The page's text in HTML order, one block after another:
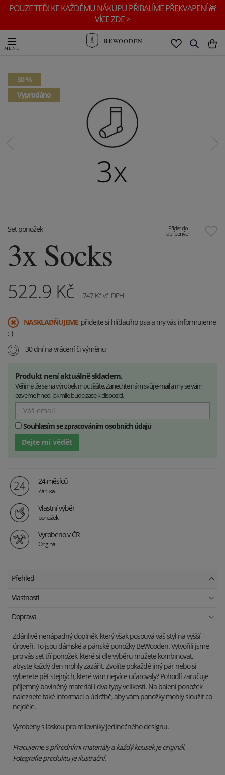
POUZE TEĎ! KE KAŽDÉMU NÁKUPU PŘIBALÍME PŘEKVAPENÍ 🎁
VÍCE ZDE >
BEWOODEN
30 %
Vyprodáno
Přidat do
oblíbených
Set ponožek
3x Socks
522.9 Kč 747Kčvč. DPH
​NASKLADŇUJEME, přidejte si hlídacího psa a my vás informujeme
:-)
30 dní na vrácení či výměnu
Produkt není aktuálně skladem.
Věříme, že se na výrobek moc těšíte. Zanechte nám svůj e-mail a my se vám
ozveme hned, jakmile bude zase k dispozici.
Souhlasím se zpracováním osobních údajů
Dejte mi vědět
24 měsíců
Záruka
Vlastní výběr
ponožek
Vyrobeno v ČR
Originál
Přehled
Vlastnosti
Doprava
Zdánlivě nenápadný doplněk, který však posouvá váš styl na vyšší
úroveň. To jsou dámské a pánské ponožky BeWooden. Vytvořili jsme
pro vás set tří ponožek, které si dle výběru můžete kombinovat,
abyste každý den mohly zazářit. Zvolíte pokaždé jiný pár nebo si
vyberete pět stejných, které vám nejvíce učarovaly? Pohodlí zaručuje
příjemný bavlněný materiál i dva typy velikostí. Na balení ponožek
naleznete také informaci o údržbě, aby vám ponožky mohly sloužit co
nejdéle.
Vyrobeny s láskou pro milovníky jedinečného designu.
Pracujeme s přírodními materiály a každý kousek je originál.
Fotografie produktu je ilustrační.